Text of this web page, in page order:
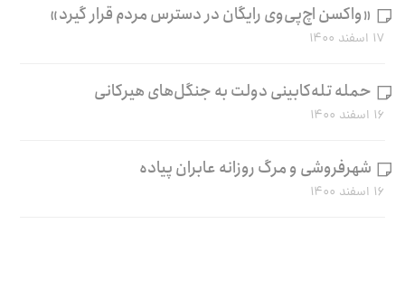
«واکسن اچ‌پی‌وی رایگان در دسترس مردم قرار گیرد»
۱۷ اسفند ۱۴۰۰
حمله تله‌کابینی دولت به جنگل‌های هیرکانی
۱۶ اسفند ۱۴۰۰
شهرفروشی و مرگ روزانه عابران پیاده
۱۶ اسفند ۱۴۰۰